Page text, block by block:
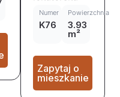
Numer
K76
Powierzchnia
3.93
m²
Zapytaj o
mieszkanie